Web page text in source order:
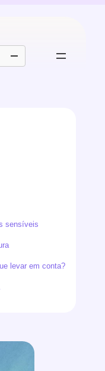
sensíveis
levar em conta?